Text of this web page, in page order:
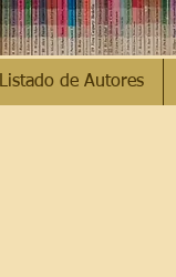
Listado de Autores